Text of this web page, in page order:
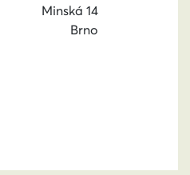
Minská 14
Brno